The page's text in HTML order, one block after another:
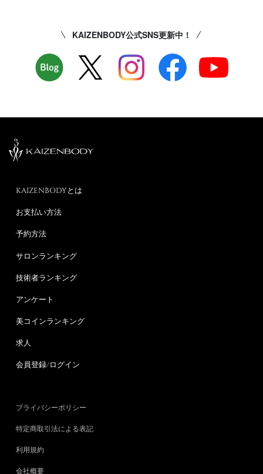
KAIZENBODY公式SNS更新中！
KAIZENBODYとは
お支払い方法
予約方法
サロンランキング
技術者ランキング
アンケート
美コインランキング
求人
会員登録/ログイン
プライバシーポリシー
特定商取引法による表記
利用規約
会社概要